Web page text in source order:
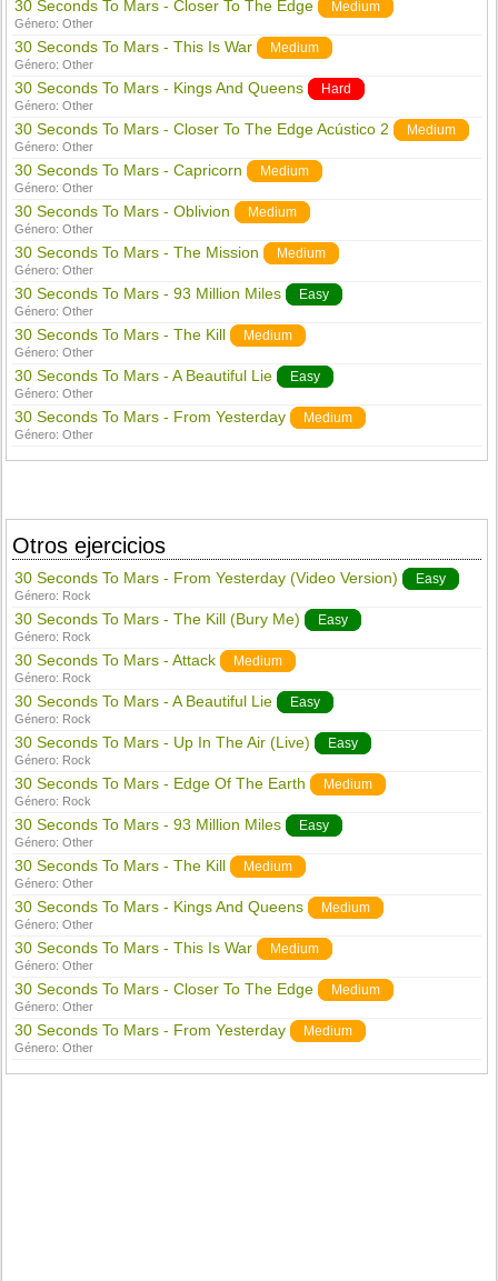
30 Seconds To Mars - Closer To The Edge Medium
Género:Other
30 Seconds To Mars - This Is War Medium
Género:Other
30 Seconds To Mars - Kings And Queens Hard
Género:Other
30 Seconds To Mars - Closer To The Edge Acústico 2 Medium
Género:Other
30 Seconds To Mars - Capricorn Medium
Género:Other
30 Seconds To Mars - Oblivion Medium
Género:Other
30 Seconds To Mars - The Mission Medium
Género:Other
30 Seconds To Mars - 93 Million Miles Easy
Género:Other
30 Seconds To Mars - The Kill Medium
Género:Other
30 Seconds To Mars - A Beautiful Lie Easy
Género:Other
30 Seconds To Mars - From Yesterday Medium
Género:Other
Otros ejercicios
30 Seconds To Mars - From Yesterday (Video Version) Easy
Género: Rock
30 Seconds To Mars - The Kill (Bury Me) Easy
Género: Rock
30 Seconds To Mars - Attack Medium
Género: Rock
30 Seconds To Mars - A Beautiful Lie Easy
Género: Rock
30 Seconds To Mars - Up In The Air (Live) Easy
Género: Rock
30 Seconds To Mars - Edge Of The Earth Medium
Género: Rock
30 Seconds To Mars - 93 Million Miles Easy
Género:Other
30 Seconds To Mars - The Kill Medium
Género:Other
30 Seconds To Mars - Kings And Queens Medium
Género:Other
30 Seconds To Mars - This Is War Medium
Género:Other
30 Seconds To Mars - Closer To The Edge Medium
Género:Other
30 Seconds To Mars - From Yesterday Medium
Género:Other